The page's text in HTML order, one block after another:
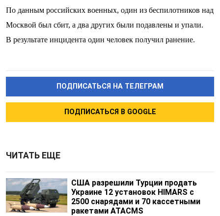
По данным российских военных, один из беспилотников над
Москвой был сбит, а два других были подавлены и упали.
В результате инцидента один человек получил ранение.
ПОДПИСАТЬСЯ НА ТЕЛЕГРАМ
ПОДПИСАТЬСЯ В GOOGLE
ЧИТАТЬ ЕЩЕ
США разрешили Турции продать
Украине 12 установок HIMARS с
2500 снарядами и 70 кассетными
ракетами ATACMS